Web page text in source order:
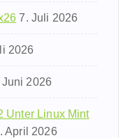
7. Juli 2026
2026
Juni 2026
Unter Linux Mint
April 2026